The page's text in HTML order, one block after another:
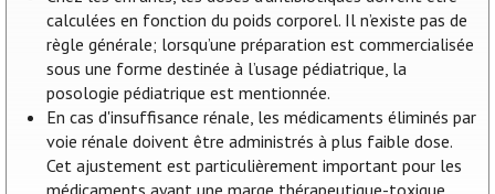
calculées en fonction du poids corporel. Il n’existe pas de
règle générale; lorsqu’une préparation est commercialisée
sous une forme destinée à l’usage pédiatrique, la
posologie pédiatrique est mentionnée.
En cas d'insuffisance rénale, les médicaments éliminés par
voie rénale doivent être administrés à plus faible dose.
Cet ajustement est particulièrement important pour les